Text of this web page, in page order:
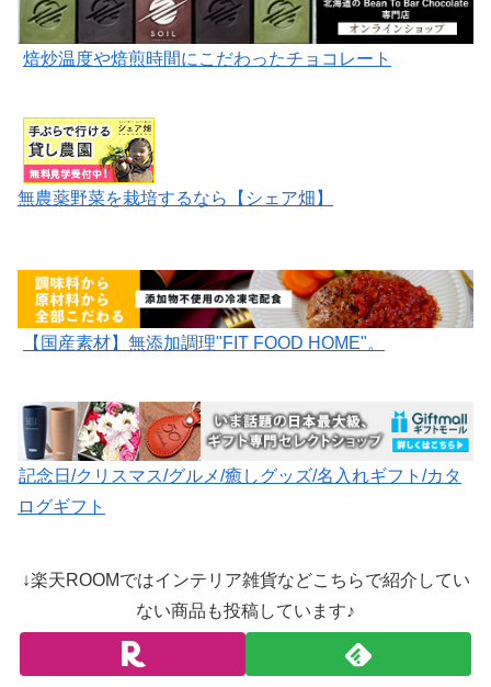
焙炒温度や焙煎時間にこだわったチョコレート
無農薬野菜を栽培するなら【シェア畑】
【国産素材】無添加調理"FIT FOOD HOME"。
記念日/クリスマス/グルメ/癒しグッズ/名入れギフト/カタ
ログギフト
↓楽天ROOMではインテリア雑貨などこちらで紹介してい
ない商品も投稿しています♪